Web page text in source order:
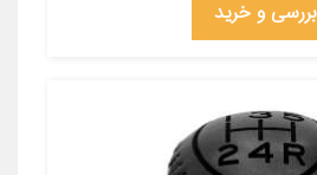
بررسی و خرید